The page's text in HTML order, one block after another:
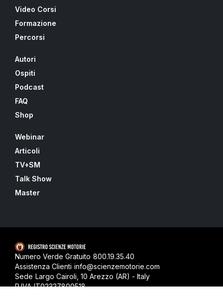
Video Corsi
Formazione
Percorsi
Autori
Ospiti
Podcast
FAQ
Shop
Webinar
Articoli
TV+SM
Talk Show
Master
Numero Verde Gratuito 800.19.35.40
Assistenza Clienti info@scienzemotorie.com
Sede Largo Cairoli, 10 Arezzo (AR) - Italy
P.IVA IT02327800518